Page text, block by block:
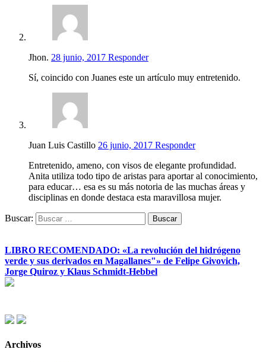
Jhon. 28 junio, 2017 Responder
Sí, coincido con Juanes este un artículo muy entretenido.
Juan Luis Castillo 26 junio, 2017 Responder
Entretenido, ameno, con visos de elegante profundidad.
Anita utiliza todo tipo de aristas para aportar al conocimiento,
para educar… esa es su más notoria de las muchas áreas y
disciplinas en donde destaca esta maravillosa mujer.
Buscar:
LIBRO RECOMENDADO: «La revolución del hidrógeno
verde y sus derivados en Magallanes"» de Felipe Givovich,
Jorge Quiroz y Klaus Schmidt-Hebbel
Archivos